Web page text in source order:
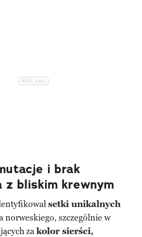
i brak
z bliskim krewnym
setki unikalnych
norweskiego, szczególnie w
zakolor sierści,